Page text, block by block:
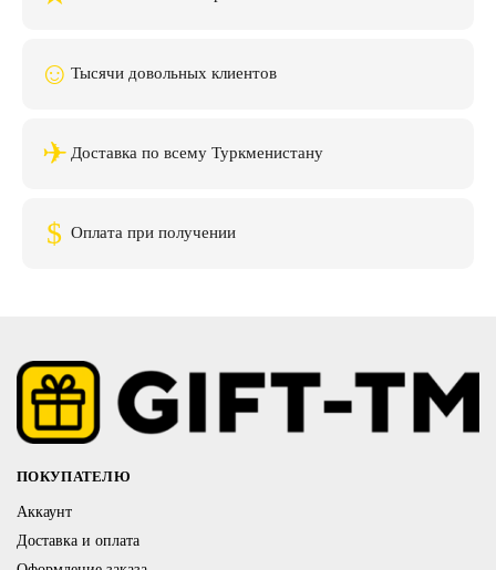
☺ Тысячи довольных клиентов
✈ Доставка по всему Туркменистану
$ Оплата при получении
ПОКУПАТЕЛЮ
Аккаунт
Доставка и оплата